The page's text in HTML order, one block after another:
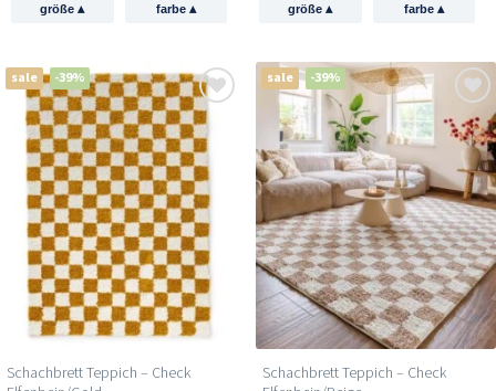
größe▴ farbe ▴ größe▴ farbe ▴
sale -39%
Schachbrett Teppich – Check
sale -39%
Schachbrett Teppich – Check